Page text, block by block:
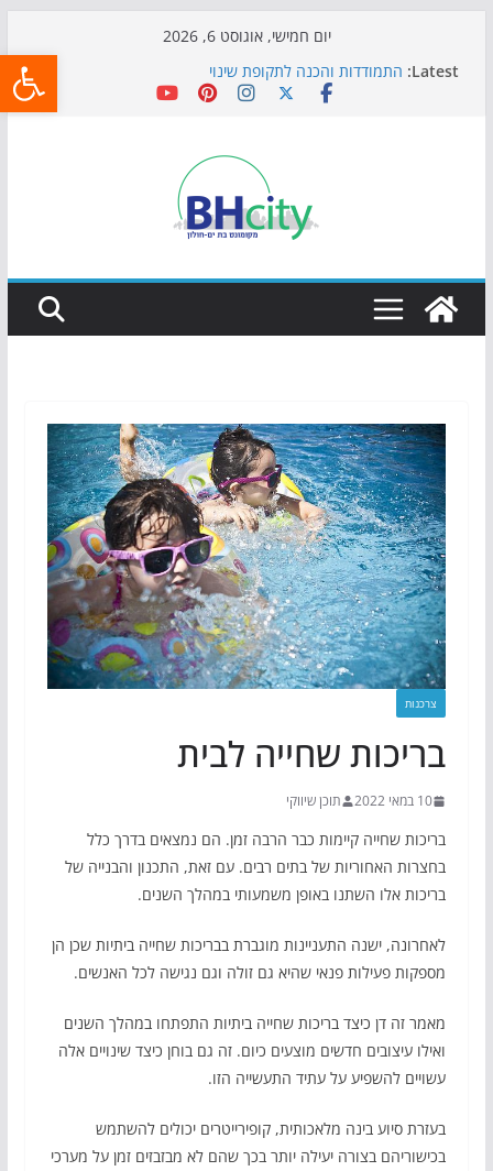
יום חמישי, אוגוסט 6, 2026
Latest: התמודדות והכנה לתקופת שינוי
אי ההרפתקאות ממשיך לכבוש את הגינות: מאות משפחות
כדורגל באווירה מיוחדת: הקרנת גמר המונדיאל בטרמינל
הקיץ של בני הנוער בבת־ים: חוף הריביירה הופך למרחב
בטוח בשעות הערב
צרכנות
בריכות שחייה לבית
10 במאי 2022 תוכן שיווקי
בריכות שחייה קיימות כבר הרבה זמן. הם נמצאים בדרך כלל
בחצרות האחוריות של בתים רבים. עם זאת, התכנון והבנייה של
בריכות אלו השתנו באופן משמעותי במהלך השנים.
לאחרונה, ישנה התעניינות מוגברת בבריכות שחייה ביתיות שכן הן
מספקות פעילות פנאי שהיא גם זולה וגם נגישה לכל האנשים.
מאמר זה דן כיצד בריכות שחייה ביתיות התפתחו במהלך השנים
ואילו עיצובים חדשים מוצעים כיום. זה גם בוחן כיצד שינויים אלה
עשויים להשפיע על עתיד התעשייה הזו.
בעזרת סיוע בינה מלאכותית, קופירייטרים יכולים להשתמש
בכישוריהם בצורה יעילה יותר בכך שהם לא מבזבזים זמן על מערכי